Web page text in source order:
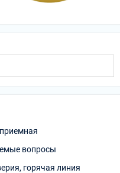
вопросы
горячая линия